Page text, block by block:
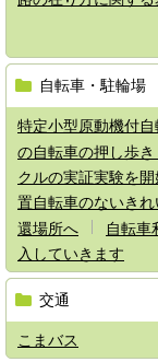
自転車・駐輪場
特定小型原動機付自
の自転車の押し歩き
クルの実証実験を
置自転車のないき
還場所へ
自転車
入していきます
交通
こまバス